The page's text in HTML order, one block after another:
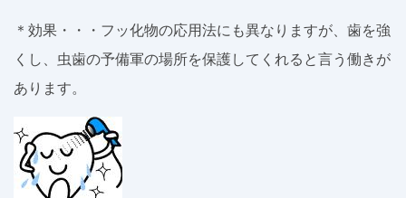
＊効果・・・フッ化物の応用法にも異なりますが、歯を強
くし、虫歯の予備軍の場所を保護してくれると言う働きが
あります。